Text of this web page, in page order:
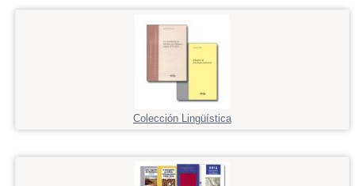
Colección Lingüística